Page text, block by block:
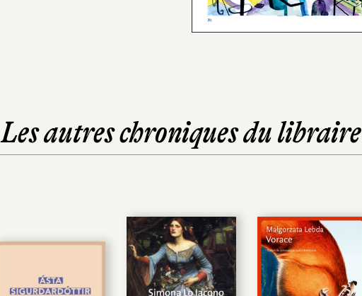
Les autres chroniques du libraire